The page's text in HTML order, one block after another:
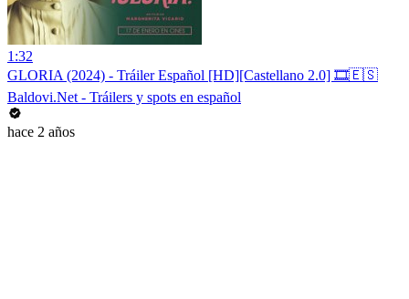
1:32
GLORIA (2024) - Tráiler Español [HD][Castellano 2.0] 🎞️🇪🇸
Baldovi.Net - Tráilers y spots en español
hace 2 años